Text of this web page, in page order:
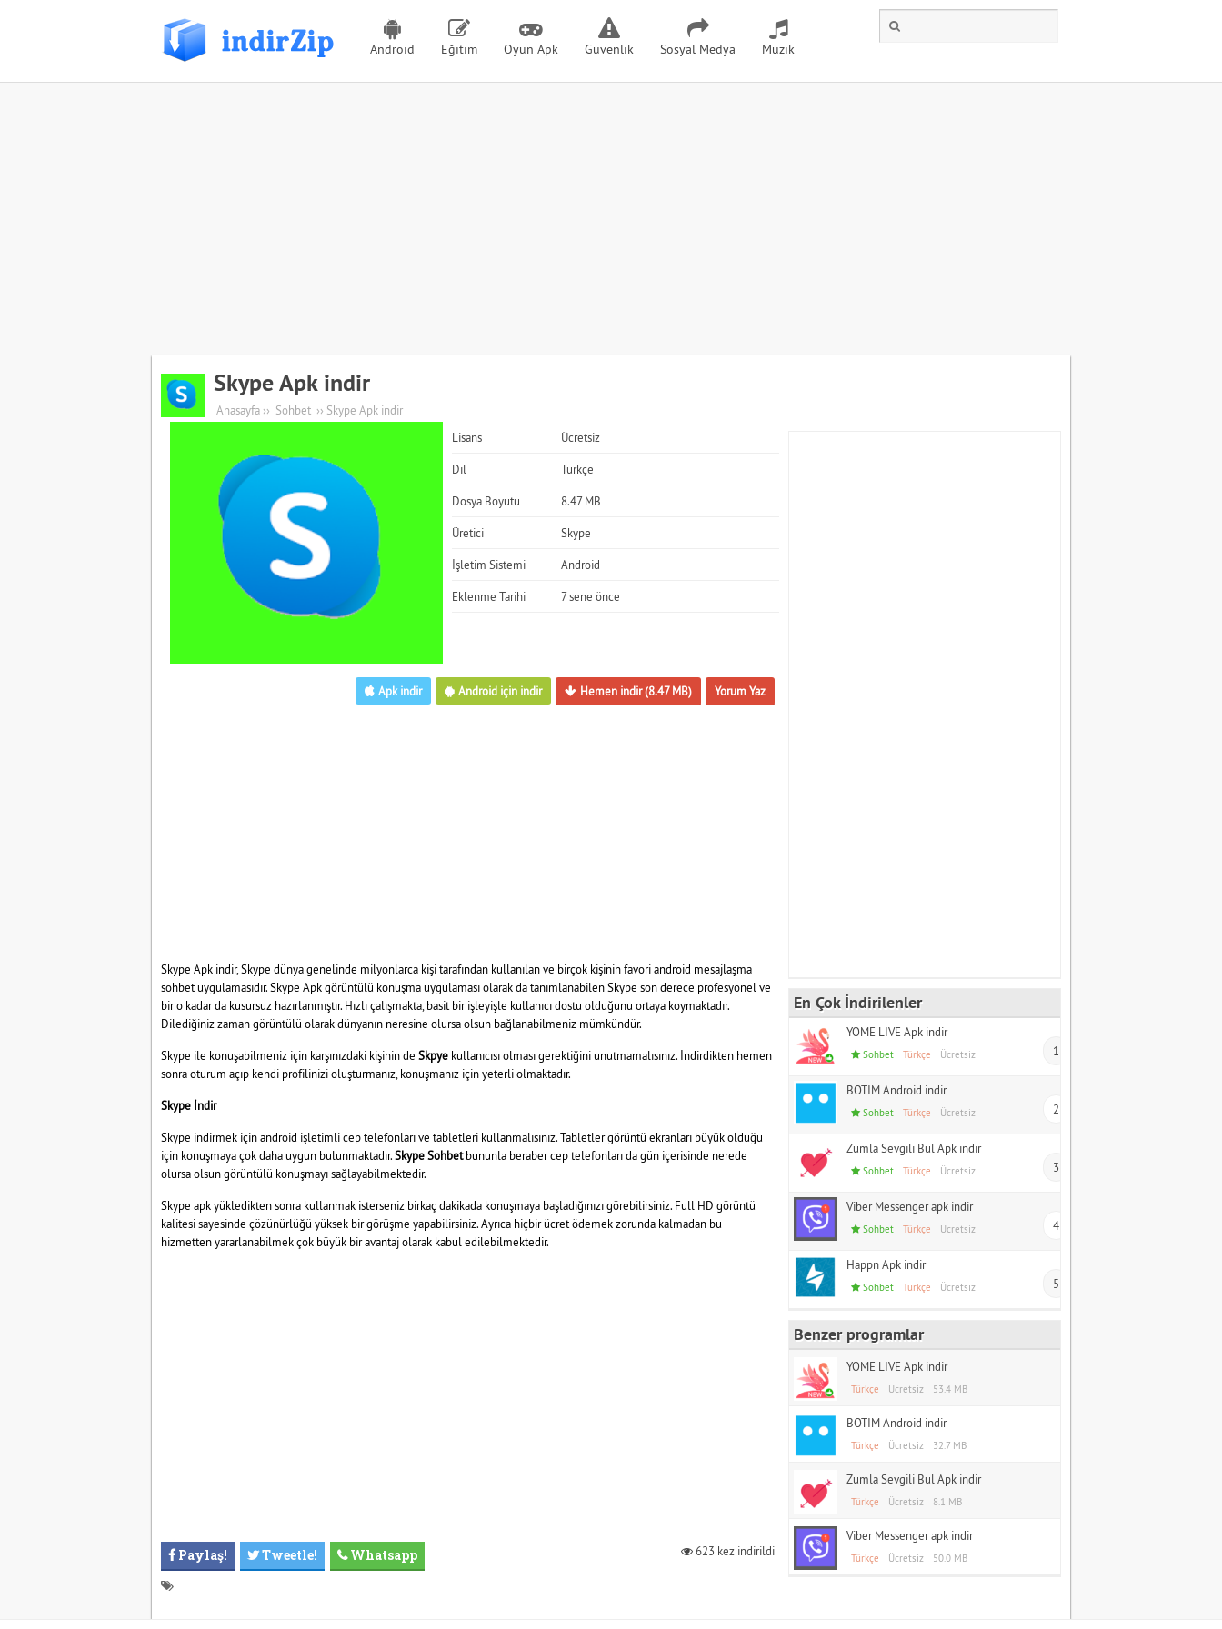
Android Eğitim Oyun Apk Güvenlik Sosyal Medya Müzik
Skype Apk indir
Anasayfa ›› Sohbet ›› Skype Apk indir
Lisans
Ücretsiz
Dil Türkçe
Dosya Boyutu 8.47 MB
Üretici Skype
İşletim Sistemi Android
Eklenme Tarihi 7 sene önce
Yorum Yaz
Hemen indir (8.47 MB)
Android için indir
Apk indir
Skype Apk indir, Skype dünya genelinde milyonlarca kişi tarafından kullanılan ve birçok kişinin favori android mesajlaşma
sohbet uygulamasıdır. Skype Apk görüntülü konuşma uygulaması olarak da tanımlanabilen Skype son derece profesyonel ve
bir o kadar da kusursuz hazırlanmıştır. Hızlı çalışmakta, basit bir işleyişle kullanıcı dostu olduğunu ortaya koymaktadır.
Dilediğiniz zaman görüntülü olarak dünyanın neresine olursa olsun bağlanabilmeniz mümkündür.
Skype ile konuşabilmeniz için karşınızdaki kişinin de Skpye kullanıcısı olması gerektiğini unutmamalısınız. İndirdikten hemen
sonra oturum açıp kendi profilinizi oluşturmanız, konuşmanız için yeterli olmaktadır.
Skype İndir
Skype indirmek için android işletimli cep telefonları ve tabletleri kullanmalısınız. Tabletler görüntü ekranları büyük olduğu
için konuşmaya çok daha uygun bulunmaktadır.Skype Sohbetbununla beraber cep telefonları da gün içerisinde nerede
olursa olsun görüntülü konuşmayı sağlayabilmektedir.
Skype apkyükledikten sonra kullanmak isterseniz birkaç dakikada konuşmaya başladığınızı görebilirsiniz. Full HD görüntü
kalitesi sayesinde çözünürlüğü yüksek bir görüşme yapabilirsiniz. Ayrıca hiçbir ücret ödemek zorunda kalmadan bu
hizmetten yararlanabilmek çok büyük bir avantaj olarak kabul edilebilmektedir.
Paylaş! Tweetle! Whatsapp 623 kez indirildi
En Çok İndirilenler
YOME LIVE Apk indir
Sohbet Türkçe Ücretsiz 1
BOTIM Android indir
Sohbet Türkçe Ücretsiz 2
Zumla Sevgili Bul Apk indir
Sohbet Türkçe Ücretsiz 3
Viber Messenger apk indir
Sohbet Türkçe Ücretsiz 4
Happn Apk indir
Sohbet Türkçe Ücretsiz 5
Benzer programlar
YOME LIVE Apk indir
Türkçe Ücretsiz 53.4 MB
BOTIM Android indir
Türkçe Ücretsiz 32.7 MB
Zumla Sevgili Bul Apk indir
Türkçe Ücretsiz 8.1 MB
Viber Messenger apk indir
Türkçe Ücretsiz 50.0 MB